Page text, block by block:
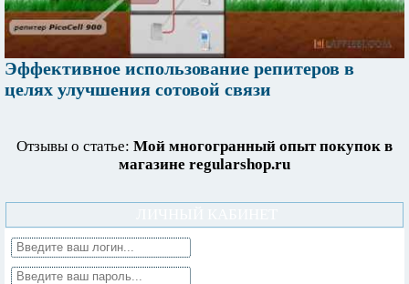
Эффективное использование репитеров в
целях улучшения сотовой связи
Отзывы о статье: Мой многогранный опыт покупок в
магазине regularshop.ru